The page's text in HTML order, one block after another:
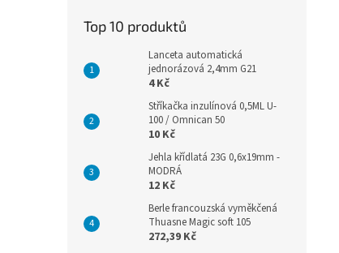
Top 10 produktů
Lanceta automatická
jednorázová 2,4mm G21
4 Kč
Stříkačka inzulínová 0,5ML U-
100 / Omnican 50
10 Kč
Jehla křídlatá 23G 0,6x19mm -
MODRÁ
12 Kč
Berle francouzská vyměkčená
Thuasne Magic soft 105
272,39 Kč